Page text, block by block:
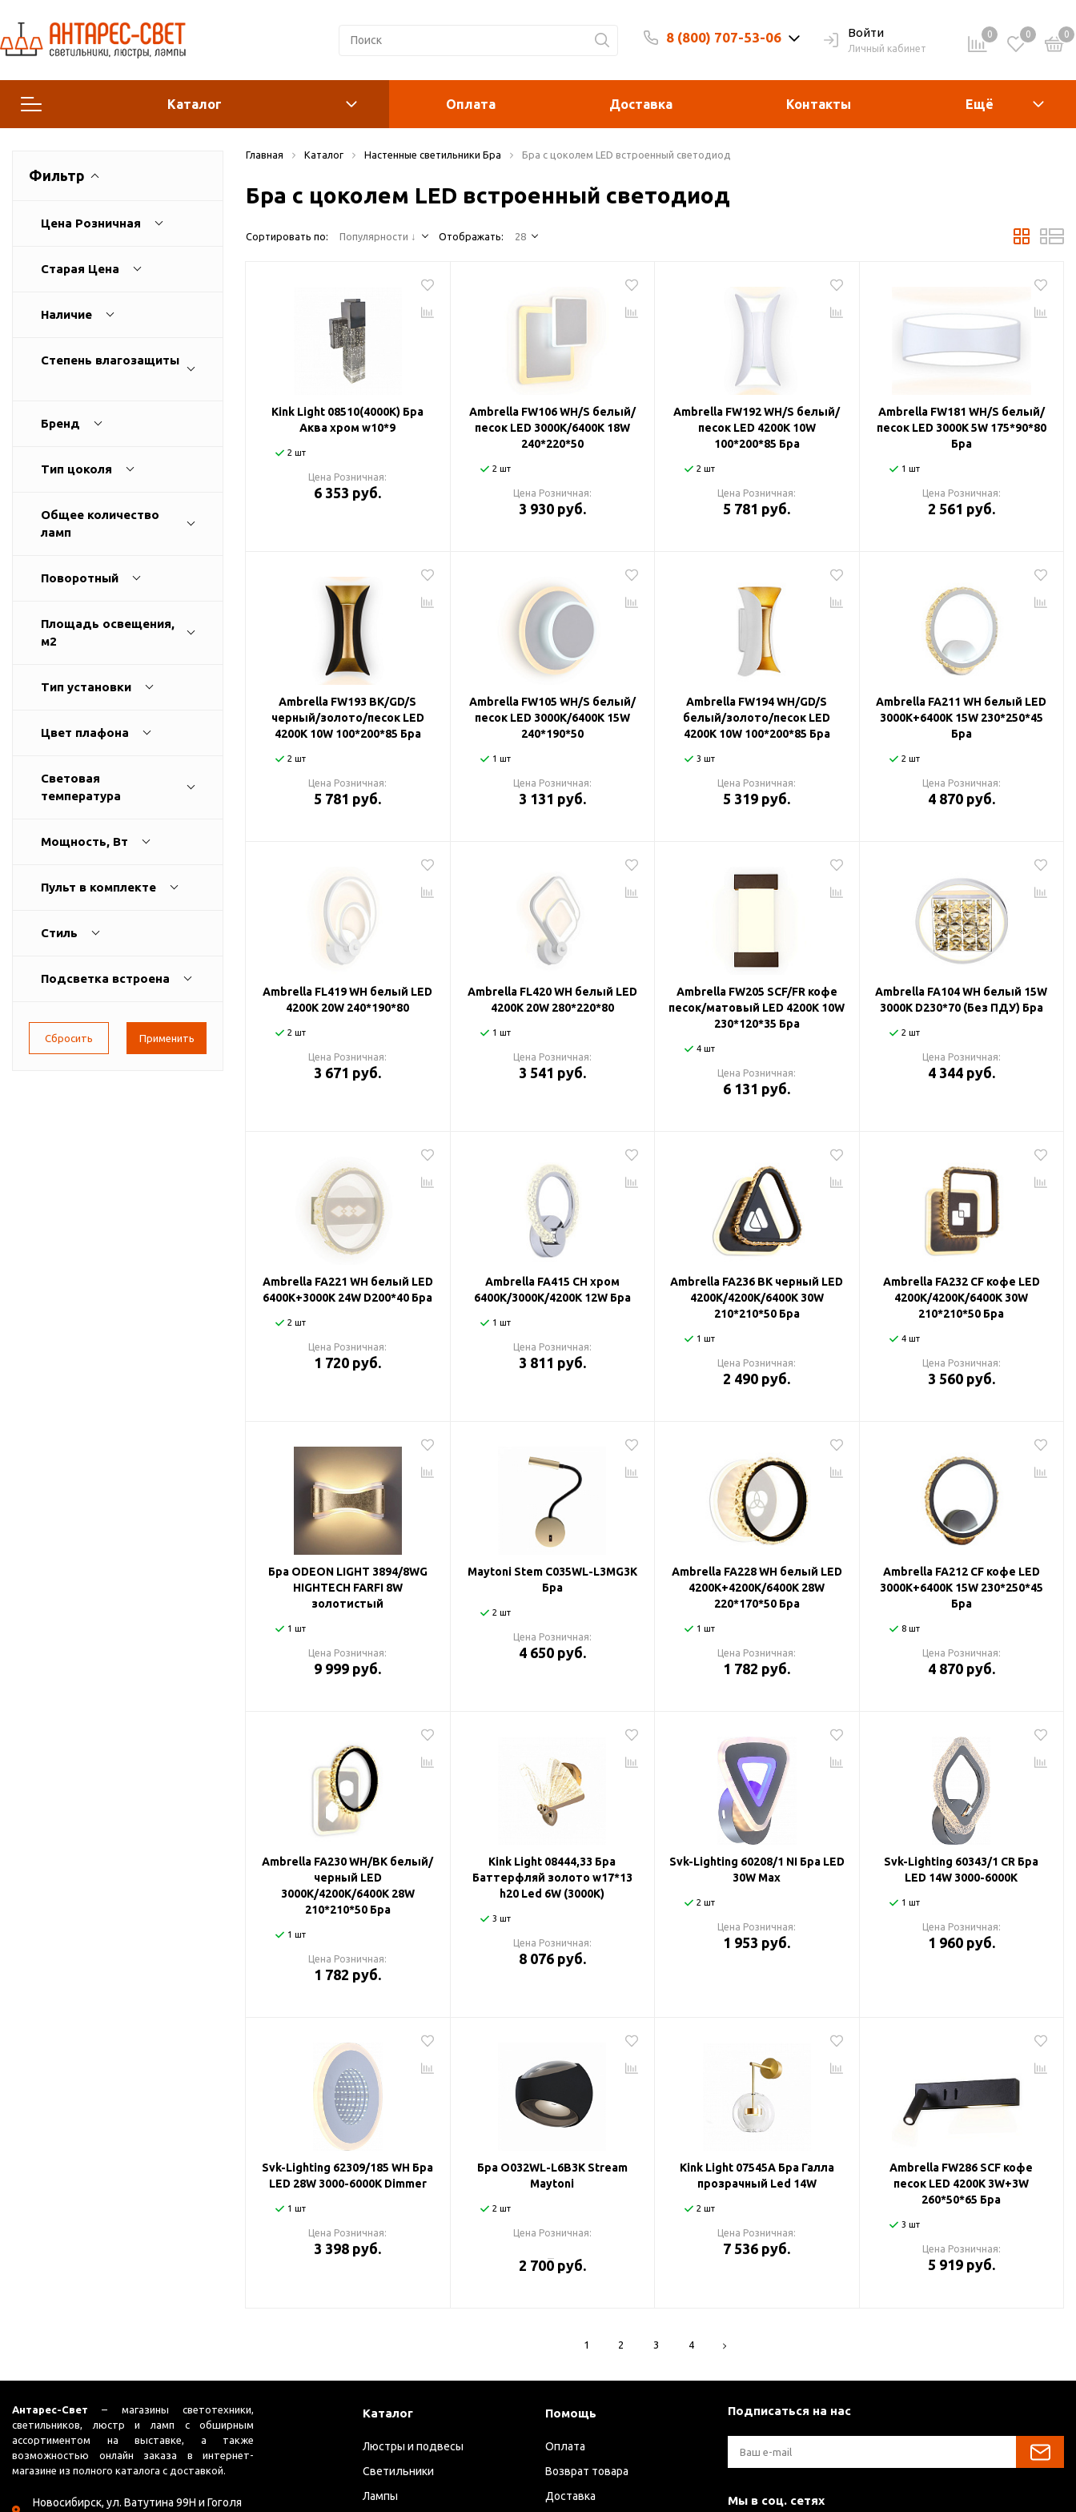
8 (800) 707-53-06 Войти
Личный кабинет
0 0 0
Каталог
Конструктор
Бра
Споты
Электрика
Гирлянды
Комплектующие
Оплата Доставка Контакты Ещё
Фильтр
Цена Розничная
Старая Цена
Наличие
Степень влагозащиты
Бренд
Тип цоколя
Общее количество
ламп
Поворотный
Площадь освещения,
м2
Тип установки
Цвет плафона
Световая
температура
Мощность, Вт
Пульт в комплекте
Стиль
Подсветка встроена
Главная Каталог Настенные светильники Бра Бра с цоколем LED встроенный светодиод
Бра с цоколем LED встроенный светодиод
Сортировать по: Популярности ↓ Отображать: 28
Kink Light 08510(4000K) Бра
Аква хром w10*9
2 шт
Цена Розничная:
6 353 руб.
Ambrella FW106 WH/S белый/
песок LED 3000K/6400K 18W
240*220*50
2 шт
Цена Розничная:
3 930 руб.
Ambrella FW192 WH/S белый/
песок LED 4200K 10W
100*200*85 Бра
2 шт
Цена Розничная:
5 781 руб.
Ambrella FW181 WH/S белый/
песок LED 3000K 5W 175*90*80
Бра
1 шт
Цена Розничная:
2 561 руб.
Ambrella FW193 BK/GD/S
черный/золото/песок LED
4200K 10W 100*200*85 Бра
2 шт
Цена Розничная:
5 781 руб.
Ambrella FW105 WH/S белый/
песок LED 3000K/6400K 15W
240*190*50
1 шт
Цена Розничная:
3 131 руб.
Ambrella FW194 WH/GD/S
белый/золото/песок LED
4200K 10W 100*200*85 Бра
3 шт
Цена Розничная:
5 319 руб.
Ambrella FA211 WH белый LED
3000K+6400K 15W 230*250*45
Бра
2 шт
Цена Розничная:
4 870 руб.
Ambrella FL419 WH белый LED
4200K 20W 240*190*80
2 шт
Цена Розничная:
3 671 руб.
Ambrella FL420 WH белый LED
4200K 20W 280*220*80
1 шт
Цена Розничная:
3 541 руб.
Ambrella FW205 SCF/FR кофе
песок/матовый LED 4200K 10W
230*120*35 Бра
4 шт
Цена Розничная:
6 131 руб.
Ambrella FA104 WH белый 15W
3000K D230*70 (Без ПДУ) Бра
2 шт
Цена Розничная:
4 344 руб.
Ambrella FA221 WH белый LED
6400K+3000K 24W D200*40 Бра
2 шт
Цена Розничная:
1 720 руб.
Ambrella FA415 CH хром
6400K/3000K/4200K 12W Бра
1 шт
Цена Розничная:
3 811 руб.
Ambrella FA236 BK черный LED
4200K/4200K/6400K 30W
210*210*50 Бра
1 шт
Цена Розничная:
2 490 руб.
Ambrella FA232 CF кофе LED
4200K/4200K/6400K 30W
210*210*50 Бра
4 шт
Цена Розничная:
3 560 руб.
Бра ODEON LIGHT 3894/8WG
HIGHTECH FARFI 8W
золотистый
1 шт
Цена Розничная:
9 999 руб.
Maytoni Stem C035WL-L3MG3K
Бра
2 шт
Цена Розничная:
4 650 руб.
Ambrella FA228 WH белый LED
4200K+4200K/6400K 28W
220*170*50 Бра
1 шт
Цена Розничная:
1 782 руб.
Ambrella FA212 CF кофе LED
3000K+6400K 15W 230*250*45
Бра
8 шт
Цена Розничная:
4 870 руб.
Ambrella FA230 WH/BK белый/
черный LED
3000K/4200K/6400K 28W
210*210*50 Бра
1 шт
Цена Розничная:
1 782 руб.
Kink Light 08444,33 Бра
Баттерфляй золото w17*13
h20 Led 6W (3000K)
3 шт
Цена Розничная:
8 076 руб.
Svk-Lighting 60208/1 NI Бра LED
30W Max
2 шт
Цена Розничная:
1 953 руб.
Svk-Lighting 60343/1 CR Бра
LED 14W 3000-6000K
1 шт
Цена Розничная:
1 960 руб.
Svk-Lighting 62309/185 WH Бра
LED 28W 3000-6000K Dimmer
1 шт
Цена Розничная:
3 398 руб.
Бра O032WL-L6B3K Stream
Maytoni
2 шт
Цена Розничная:
2 700 руб.
Kink Light 07545A Бра Галла
прозрачный Led 14W
2 шт
Цена Розничная:
7 536 руб.
Ambrella FW286 SCF кофе
песок LED 4200K 3W+3W
260*50*65 Бра
3 шт
Цена Розничная:
5 919 руб.
1 2 3 4
Антарес-Свет – магазины светотехники,
светильников, люстр и ламп с обширным
ассортиментом на выставке, а также
возможностью онлайн заказа в интернет-
магазине из полного каталога с доставкой.
Новосибирск, ул. Ватутина 99Н и Гоголя
Каталог
Люстры и подвесы
Светильники
Лампы
Помощь
Оплата
Возврат товара
Доставка
Подписаться на нас
Мы в соц. сетях